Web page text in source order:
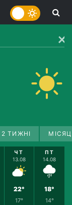
2 ТИЖНІ
ЧТ
13.08
22°
17°
ПТ
14.08
18°
14°